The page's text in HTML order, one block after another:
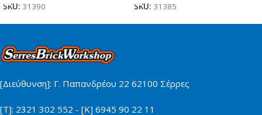
SKU: 31390
SKU: 31385
[Διεύθυνση]: Γ. Παπανδρέου 22 62100 Σέρρες
[Τ]: 2321 302 552 - [Κ] 6945 90 22 11